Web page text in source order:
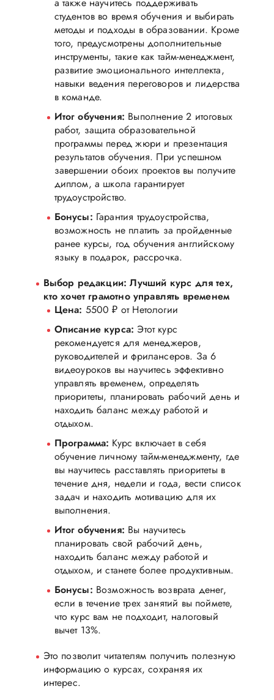
студентов во время обучения и выбирать
методы и подходы в образовании. Кроме
того, предусмотрены дополнительные
инструменты, такие как тайм-менеджмент,
развитие эмоционального интеллекта,
навыки ведения переговоров и лидерства
в команде.
Итог обучения: Выполнение 2 итоговых
работ, защита образовательной
программы перед жюри и презентация
результатов обучения. При успешном
завершении обоих проектов вы получите
диплом, а школа гарантирует
трудоустройство.
Бонусы: Гарантия трудоустройства,
возможность не платить за пройденные
ранее курсы, год обучения английскому
языку в подарок, рассрочка.
Выбор редакции: Лучший курс для тех,
кто хочет грамотно управлять временем
Цена: 5500 ₽ от Нетологии
Описание курса: Этот курс
рекомендуется для менеджеров,
руководителей и фрилансеров. За 6
видеоуроков вы научитесь эффективно
управлять временем, определять
приоритеты, планировать рабочий день и
находить баланс между работой и
отдыхом.
Программа: Курс включает в себя
обучение личному тайм-менеджменту, где
вы научитесь расставлять приоритеты в
течение дня, недели и года, вести список
задач и находить мотивацию для их
выполнения.
Итог обучения: Вы научитесь
планировать свой рабочий день,
находить баланс между работой и
отдыхом, и станете более продуктивным.
Бонусы: Возможность возврата денег,
если в течение трех занятий вы поймете,
что курс вам не подходит, налоговый
вычет 13%.
Это позволит читателям получить полезную
информацию о курсах, сохраняя их
интерес.